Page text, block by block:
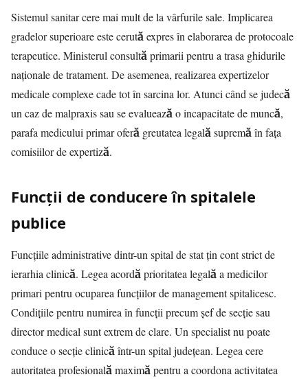
Sistemul sanitar cere mai mult de la vârfurile sale. Implicarea
gradelor superioare este cerută expres în elaborarea de protocoale
terapeutice. Ministerul consultă primarii pentru a trasa ghidurile
naționale de tratament. De asemenea, realizarea expertizelor
medicale complexe cade tot în sarcina lor. Atunci când se judecă
un caz de malpraxis sau se evaluează o incapacitate de muncă,
parafa medicului primar oferă greutatea legală supremă în fața
comisiilor de expertiză.
Funcții de conducere în spitalele
publice
Funcțiile administrative dintr-un spital de stat țin cont strict de
ierarhia clinică. Legea acordă prioritatea legală a medicilor
primari pentru ocuparea funcțiilor de management spitalicesc.
Condițiile pentru numirea în funcții precum șef de secție sau
director medical sunt extrem de clare. Un specialist nu poate
conduce o secție clinică într-un spital județean. Legea cere
autoritatea profesională maximă pentru a coordona activitatea